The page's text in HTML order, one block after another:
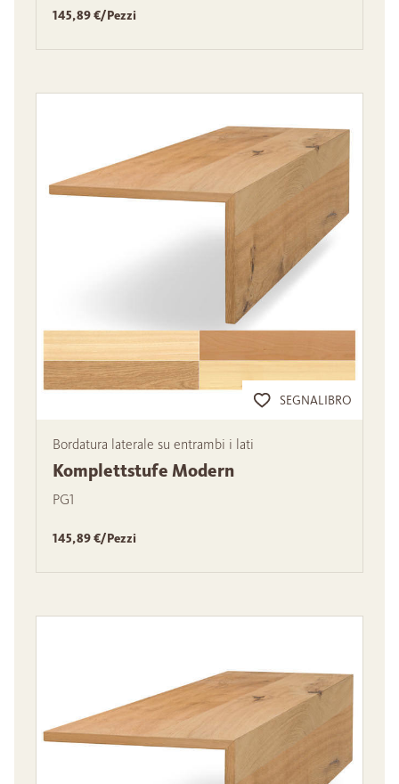
145,89 €/Pezzi
SEGNALIBRO
Bordatura laterale su entrambi i lati
Komplettstufe Modern
PG1
145,89 €/Pezzi